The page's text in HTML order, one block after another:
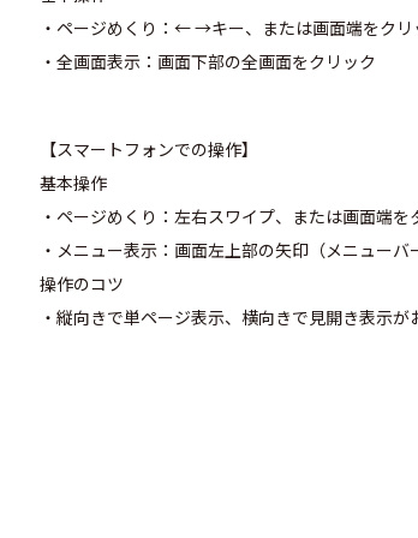
・ページめくり：← →キー、または画面端をクリ
・全画面表示：画面下部の全画面をクリック
【スマートフォンでの操作】
基本操作
・ページめくり：左右スワイプ、または画面端を
・メニュー表示：画面左上部の矢印（メニューバ
操作のコツ
・縦向きで単ページ表示、横向きで見開き表示が